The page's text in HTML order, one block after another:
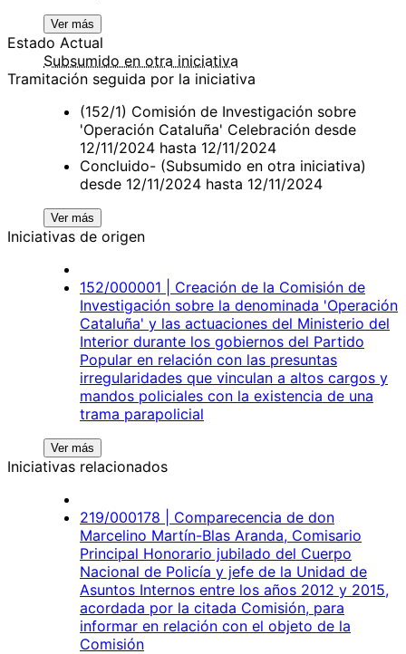
Ver más
Estado Actual
Subsumido en otra iniciativa
Tramitación seguida por la iniciativa
(152/1) Comisión de Investigación sobre
'Operación Cataluña' Celebración desde
12/11/2024 hasta 12/11/2024
Concluido- (Subsumido en otra iniciativa)
desde 12/11/2024 hasta 12/11/2024
Ver más
Iniciativas de origen
152/000001 | Creación de la Comisión de
Investigación sobre la denominada 'Operación
Cataluña' y las actuaciones del Ministerio del
Interior durante los gobiernos del Partido
Popular en relación con las presuntas
irregularidades que vinculan a altos cargos y
mandos policiales con la existencia de una
trama parapolicial
Ver más
Iniciativas relacionados
219/000178 | Comparecencia de don
Marcelino Martín-Blas Aranda, Comisario
Principal Honorario jubilado del Cuerpo
Nacional de Policía y jefe de la Unidad de
Asuntos Internos entre los años 2012 y 2015,
acordada por la citada Comisión, para
informar en relación con el objeto de la
Comisión